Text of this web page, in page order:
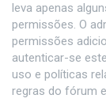
leva apenas
permissões. O
permissões
autenticar-se
uso e políticas
regras do fórum